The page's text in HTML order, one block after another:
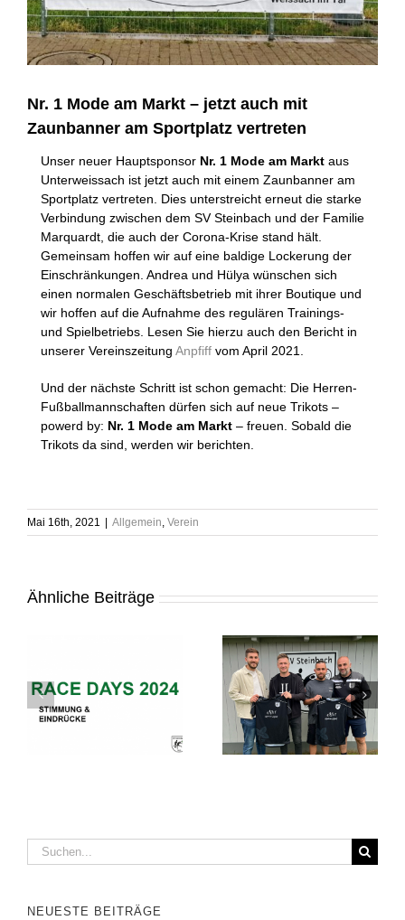
Nr. 1 Mode am Markt – jetzt auch mit
Zaunbanner am Sportplatz vertreten
Unser neuer Hauptsponsor Nr. 1 Mode am Markt aus
Unterweissach ist jetzt auch mit einem Zaunbanner am
Sportplatz vertreten. Dies unterstreicht erneut die starke
Verbindung zwischen dem SV Steinbach und der Familie
Marquardt, die auch der Corona-Krise stand hält.
Gemeinsam hoffen wir auf eine baldige Lockerung der
Einschränkungen. Andrea und Hülya wünschen sich
einen normalen Geschäftsbetrieb mit ihrer Boutique und
wir hoffen auf die Aufnahme des regulären Trainings-
und Spielbetriebs. Lesen Sie hierzu auch den Bericht in
unserer Vereinszeitung Anpfiff vom April 2021.
Und der nächste Schritt ist schon gemacht: Die Herren-
Fußballmannschaften dürfen sich auf neue Trikots –
powerd by: Nr. 1 Mode am Markt – freuen. Sobald die
Trikots da sind, werden wir berichten.
Mai 16th, 2021 Allgemein, Verein
Ähnliche Beiträge
Suche
nach:
NEUESTE BEITRÄGE